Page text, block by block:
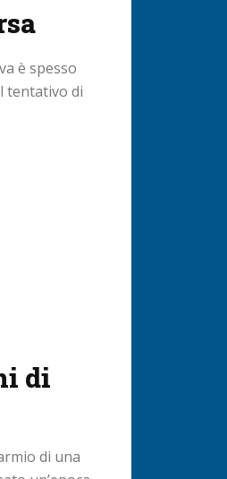
è spesso
tentativo di
di
di una